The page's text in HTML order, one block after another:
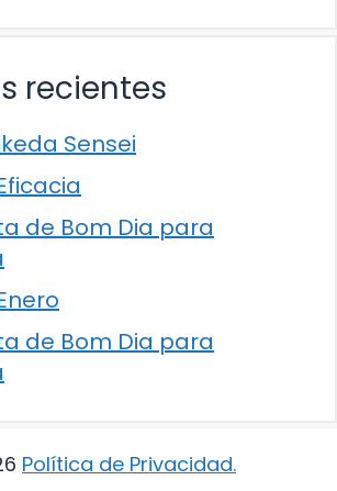
recientes
Sensei
de Bom Dia para
de Bom Dia para
Política de Privacidad.